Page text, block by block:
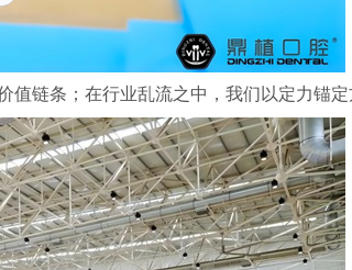
链条；在行业乱流之中，我们以定力锚